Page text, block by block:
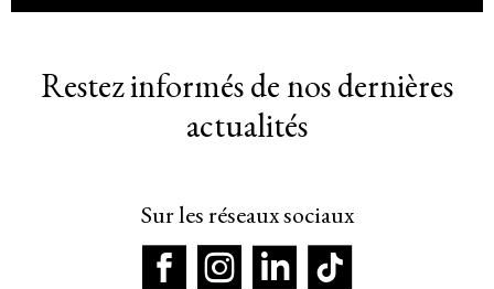
Restez informés de nos dernières
actualités
Sur les réseaux sociaux